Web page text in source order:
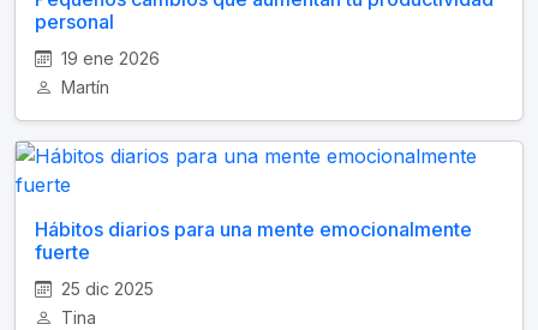
personal
19 ene 2026
Martín
Hábitos diarios para una mente emocionalmente
fuerte
25 dic 2025
Tina